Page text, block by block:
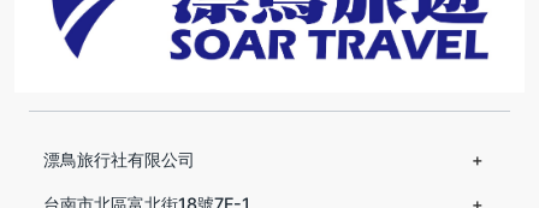
漂鳥旅行社有限公司